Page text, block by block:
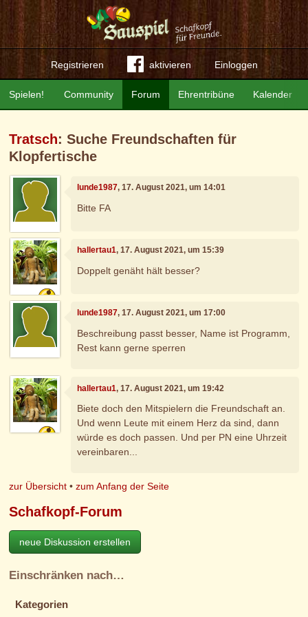
Registrieren aktivieren Einloggen
Community Forum Ehrentribüne Kalender
Spielen!
Tratsch: Suche Freundschaften für
Klopfertische
lunde1987, 17. August 2021, um 14:01
Bitte FA
hallertau1, 17. August 2021, um 15:39
Doppelt genäht hält besser?
lunde1987, 17. August 2021, um 17:00
Beschreibung passt besser, Name ist Programm,
Rest kann gerne sperren
hallertau1, 17. August 2021, um 19:42
Biete doch den Mitspielern die Freundschaft an.
Und wenn Leute mit einem Herz da sind, dann
würde es doch passen. Und per PN eine Uhrzeit
vereinbaren...
zur Übersicht •zum Anfang der Seite
Schafkopf-Forum
neue Diskussion erstellen
Einschränken nach…
Kategorien